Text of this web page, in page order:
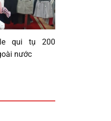
qui tụ 200
nước